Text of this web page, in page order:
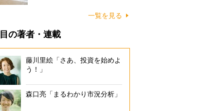
一覧を見る
の著者・連載
藤川里絵「さあ、投資を始めよ
う！」
森口亮「まるわかり市況分析」